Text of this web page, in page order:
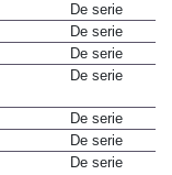
De serie
De serie
De serie
De serie
De serie
De serie
De serie